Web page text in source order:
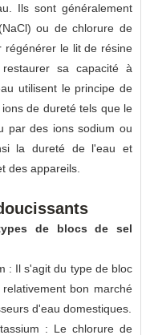
Ils sont généralement
ou de chlorure de
régénérer le lit de résine
sa capacité à
utilisent le principe de
de dureté tels que le
par des ions sodium ou
la dureté de l'eau et
des appareils.
de blocs de sel
: Il s'agit du type de bloc
bon marché
d'eau domestiques.
: Le chlorure de